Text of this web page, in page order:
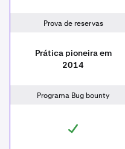
Prova de reservas
Prática pioneira em
2014
Programa Bug bounty